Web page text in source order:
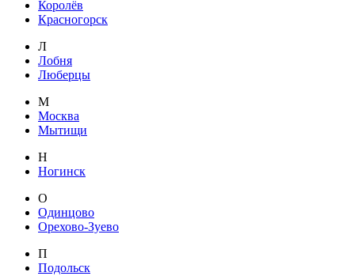
Королёв
Красногорск
Л
Лобня
Люберцы
М
Москва
Мытищи
Н
Ногинск
О
Одинцово
Орехово-Зуево
П
Подольск